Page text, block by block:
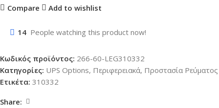
Compare
Add to wishlist
14 People watching this product now!
Κωδικός προϊόντος: 266-60-LEG310332
Κατηγορίες: UPS Options, Περιφερειακά, Προστασία Ρεύματος
Ετικέτα: 310332
Share: